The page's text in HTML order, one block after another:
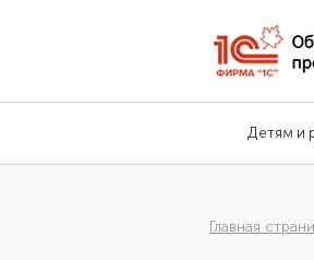
Детям и
Главная